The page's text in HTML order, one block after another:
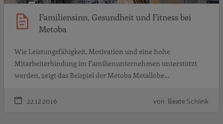
Familiensinn, Gesundheit und Fitness bei
Metoba
Wie Leistungsfähigkeit, Motivation und eine hohe
Mitarbeiterbindung im Familienunternehmen unterstützt
werden, zeigt das Beispiel der Metoba Metallobe…
22.12.2016 von Beate Schlink